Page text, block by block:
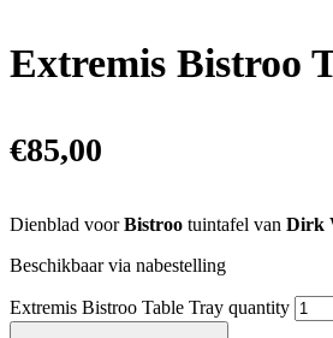
Extremis Bistroo
€85,00
Dienblad voorBistroo tuintafel van Dirk
Beschikbaar via nabestelling
Extremis Bistroo Table Tray quantity